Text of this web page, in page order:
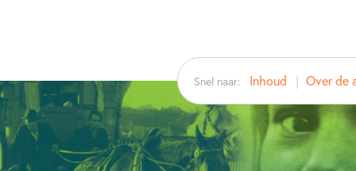
Snel naar: Inhoud Over de